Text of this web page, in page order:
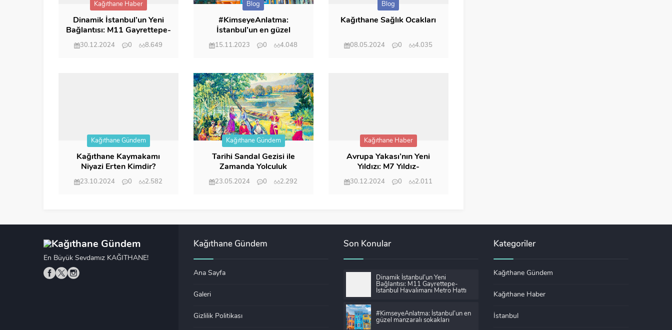
Kağıthane Haber
Dinamik İstanbul’un Yeni
Bağlantısı: M11 Gayrettepe-
İstanbul Havalimanı Metro
Hattı
30.12.2024 0 8.649
Blog
#KimseyeAnlatma:
İstanbul’un en güzel
manzaralı sokakları
15.11.2023 0 4.048
Blog
Kağıthane Sağlık Ocakları
08.05.2024 0 4.035
Kağıthane Gündem
Kağıthane Kaymakamı
Niyazi Erten Kimdir?
23.10.2024 0 2.582
Kağıthane Gündem
Tarihi Sandal Gezisi ile
Zamanda Yolculuk
23.05.2024 0 2.292
Kağıthane Haber
Avrupa Yakası’nın Yeni
Yıldızı: M7 Yıldız-
Mahmutbey Metro Hattı
30.12.2024 0 2.011
En Büyük Sevdamız KAĞITHANE!
Kağıthane Gündem
Ana Sayfa
Galeri
Gizlilik Politikası
Son Konular
Dinamik İstanbul’un Yeni
Bağlantısı: M11 Gayrettepe-
İstanbul Havalimanı Metro Hattı
#KimseyeAnlatma: İstanbul’un en
güzel manzaralı sokakları
Kategoriler
Kağıthane Gündem
Kağıthane Haber
İstanbul